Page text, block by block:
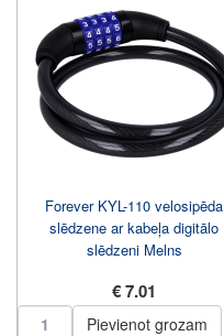
Forever KYL-110 velosipēda
slēdzene ar kabeļa digitālo
slēdzeni Melns
€ 7.01
Pievienot grozam